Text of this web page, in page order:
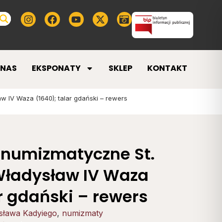
EKSPONATY SKLEP KONTAKT
IV Waza (1640); talar gdański – rewers
St.
IV Waza
gdański – rewers
Kadyiego, numizmaty